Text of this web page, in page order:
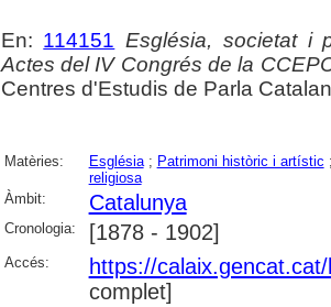
En: 114151 Església, societat i
Actes del IV Congrés de la
Centres d'Estudis de Parla
Matèries: Església; Patrimoni històric i artístic
religiosa
Àmbit:
Catalunya
Cronologia: [1878 - 1902]
Accés:
https://
complet]